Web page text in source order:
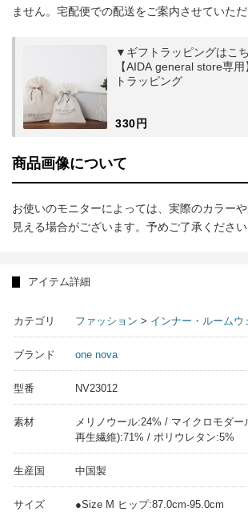
ません。宅配便での配送をご案内させていただ
▼ギフトラッピングはこ
【AIDA general store専
トラッピング
330円
商品画像について
お使いのモニターによっては、実際のカラー
見える場合がございます。予めご了承ください
アイテム詳細
カテゴリ ファッション > インナー・ルームウ
ブランド one nova
型番 NV23012
素材
メリノウール:24% / マイクロモダー
再生繊維):71% / ポリウレタン:5%
生産国 中国製
サイズ
●Size M ヒップ:87.0cm-95.0cm